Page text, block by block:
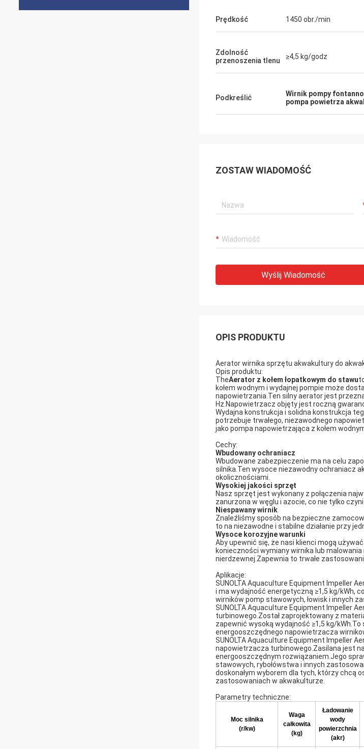
Prędkość 1450 obr./min
Zdolność
przenoszenia tlenu
≥4,5 kg/godz
Podkreślić Wirnik pompy
pompa powietrza
ZOSTAW WIADOMOŚĆ
Wyślij Wiadomość
OPIS PRODUKTU
Aerator wirnika sprzętu akwakultury do
Opis produktu:
TheAerator z kołem łopatkowym do stawu
kołem wodnym i wydajnej pompie może
napowietrzania.Ten silny aerator jest
Hz.Napowietrzacz objęty jest roczną
Wydajna konstrukcja i solidna konstrukcja
potrzebuje trwałego, niezawodnego
jako pompa napowietrzająca z kołem
Cechy:
Wbudowany ochraniacz
Wbudowane zabezpieczenie ma na celu
silnika.Ten wysoce niezawodny ochraniacz
okolicznościami.
Wysokiej jakości sprzęt
Nasz sprzęt jest wykonany z połączenia
zanurzona w węglu i azocie, co nie tylko
Niespawany wirnik
Znaleźliśmy sposób na bezpieczne
to na niezawodne i stabilne działanie przy
Wysoce korozyjne warunki
Aby upewnić się, że nasi klienci mogą
konieczności wymiany wirnika lub
nierdzewnej.Zapewnia to trwałe
Aplikacje:
SUNOLTA Aquaculture Equipment Impeller
i ma wydajność energetyczną ≥1,5 kg/kWh,
wirników pomp stawowych, łowisk i innych
SUNOLTA Aquaculture Equipment Impeller
turbinowego.Został zaprojektowany z
zapewnić wysoką wydajność ≥1,5 kg/
energooszczędnego napowietrzacza
SUNOLTA Aquaculture Equipment Impeller
napowietrzacza turbinowego.Zasilana jest
energooszczędnym rozwiązaniem.Jego
stawowych, rybołówstwa i innych
doskonałym wyborem dla tych, którzy chcą
zastosowaniach w akwakulturze.
Parametry techniczne:
Moc silnika
(r/kw)
Waga
całkowita
(kg)
Ładowanie
wody
powierzchnia
(akr)